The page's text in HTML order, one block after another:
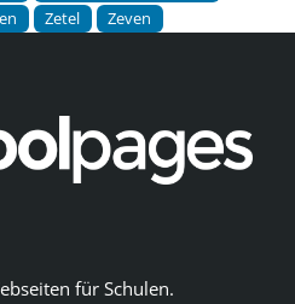
Zetel Zeven
für Schulen.